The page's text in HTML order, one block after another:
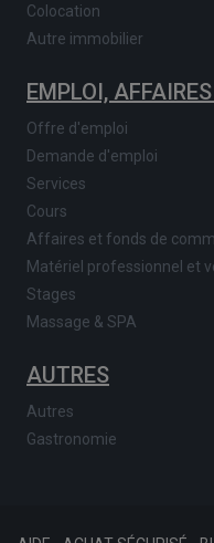
Colocation
Autre immobilier
EMPLOI,
Offre d'emploi
Demande d'emploi
Services
Cours
Affaires et fonds de
Matériel professionnel et
Stages
Massage & SPA
AUTRES
Autres
Gastronomie